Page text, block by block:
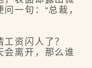
一句：“总裁，
资闪人了？
离开，那么谁